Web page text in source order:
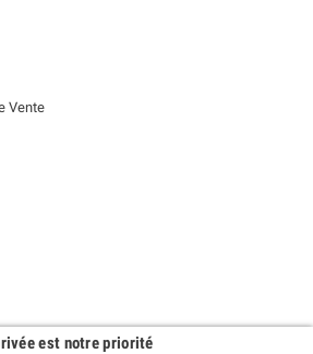
est notre priorité
Vente